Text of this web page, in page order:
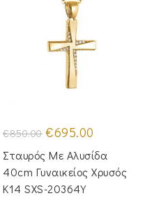
€850.00 Original
price
was:
€850.00.
€695.00
τιμή
είναι:
€695.00.
Σταυρός Με Αλυσίδα
40cm Γυναικείος Χρυσός
Κ14 SXS-20364Y